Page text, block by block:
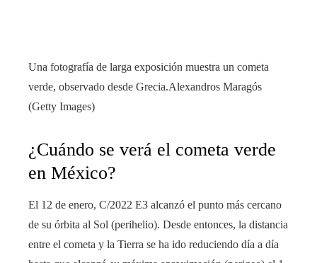
Una fotografía de larga exposición muestra un cometa
verde, observado desde Grecia.Alexandros Maragós
(Getty Images)
¿Cuándo se verá el cometa verde
en México?
El 12 de enero, C/2022 E3 alcanzó el punto más cercano
de su órbita al Sol (perihelio). Desde entonces, la distancia
entre el cometa y la Tierra se ha ido reduciendo día a día